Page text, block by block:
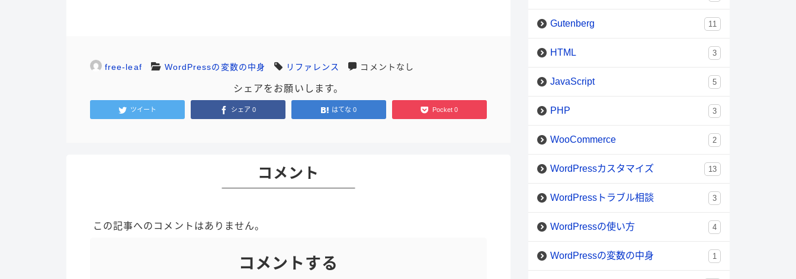
free-leaf WordPressの変数の中身 リファレンス コメントなし
シェアをお願いします。
ツイート シェア 0 はてな 0 Pocket 0
コメント
この記事へのコメントはありません。
コメントする
Gutenberg 11
HTML 3
JavaScript 5
PHP 3
WooCommerce 2
WordPressカスタマイズ 13
WordPressトラブル相談 3
WordPressの使い方 4
WordPressの変数の中身 1